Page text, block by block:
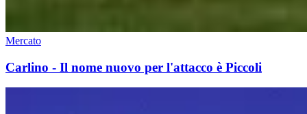
Mercato
Carlino - Il nome nuovo per l'attacco è Piccoli